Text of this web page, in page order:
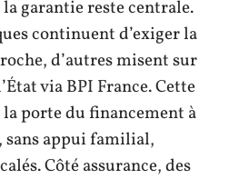
garantie reste centrale.
continuent d’exiger la
d’autres misent sur
via BPI France. Cette
porte du financement à
sans appui familial,
Côté assurance, des